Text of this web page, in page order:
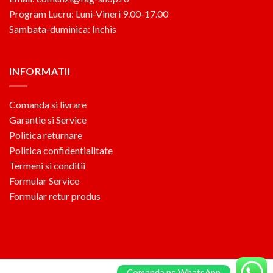
Program Lucru: Luni-Vineri 9.00-17.00
Sambata-duminica: Inchis
INFORMATII
Comanda si livrare
Garantie si Service
Politica returnare
Politica confidentialitate
Termeni si conditii
Formular Service
Formular retur produs